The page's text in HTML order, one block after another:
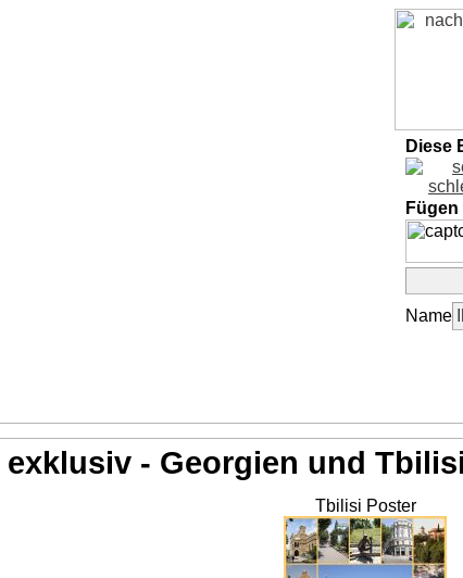
Diese
Name
exklusiv - Georgien und
Tbilisi Poster